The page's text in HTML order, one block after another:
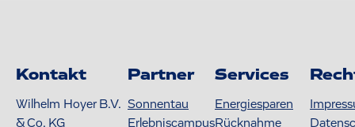
Kontakt
Wilhelm Hoyer B.V.
& Co. KG
Partner
Sonnentau
Erlebniscampus
Services
Energiesparen
Rücknahme